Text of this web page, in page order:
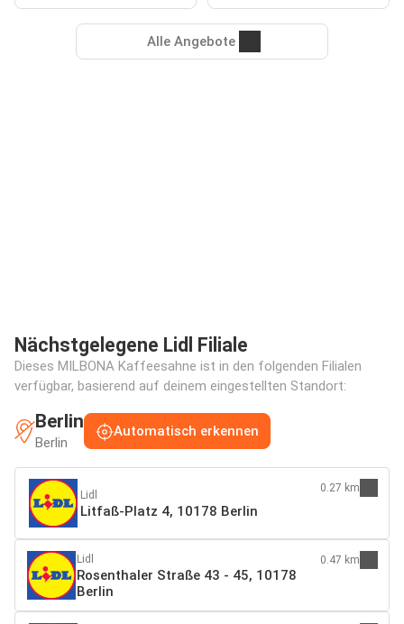
Alle Angebote
Nächstgelegene Lidl Filiale
Dieses MILBONA Kaffeesahne ist in den folgenden Filialen
verfügbar, basierend auf deinem eingestellten Standort:
Berlin
Berlin
Automatisch erkennen
Lidl
Litfaß-Platz 4, 10178 Berlin
0.27 km
Lidl
Rosenthaler Straße 43 - 45, 10178
Berlin
0.47 km